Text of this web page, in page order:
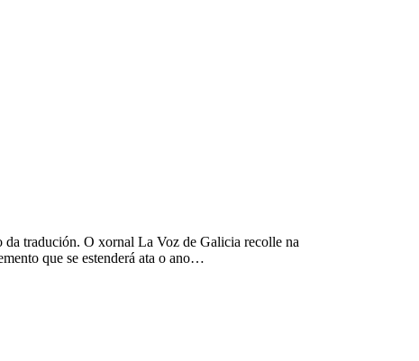
tradución. O xornal La Voz de Galicia recolle na
que se estenderá ata o ano…